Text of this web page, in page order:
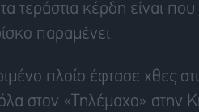
τεράστια κέρδη είναι που
παραμένει.
πλοίο έφτασε χθες
στον «Τηλέμαχο» στην